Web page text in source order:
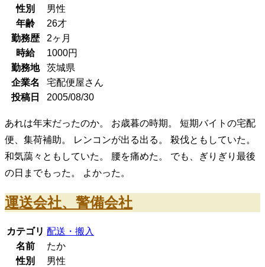
性別
男性
年齢
26才
勤務歴
2ヶ月
時給
1000円
勤務地
茨城県
企業名
宅配便屋さん
投稿日
2005/08/30
あれは年末だったのか。 お歳暮の時期。 短期バイトの宅配
便、集荷補助。 レンコンが出る出る。 殺伐ともしていた。
和気藹々ともしていた。 腰を痛めた。 でも、ぎりぎり最後
の日までもった。 よかった。
運送会社、警備会社
カテゴリ 配送・搬入
名前
たか
性別
男性